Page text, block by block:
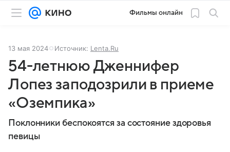
Фильмы онлайн
13 мая 2024 Источник: Lenta.Ru
54-летнюю Дженнифер
Лопез заподозрили в приеме
«Оземпика»
Поклонники беспокоятся за состояние здоровья
певицы